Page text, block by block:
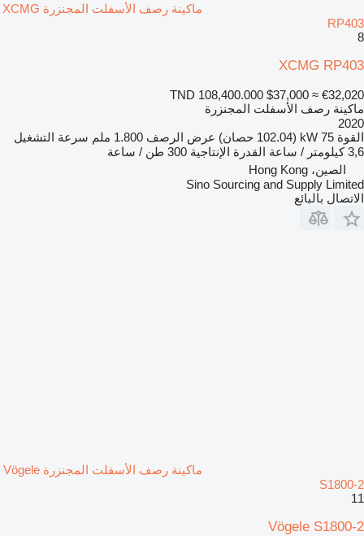
ماكينة رصف الأسفلت المجنزرة XCMG
RP403
8
XCMG RP403
TND 108,400.000 $37,000 ≈ €32,020
ماكينة رصف الأسفلت المجنزرة
2020
القوة 75 kW (102.04 حصان) عرض الرصف 1.800 ملم
سرعة التشغيل
3,6 كيلومتر / ساعة
القدرة الإنتاجية 300 طن / ساعة
الصين، Hong Kong
Sino Sourcing and Supply Limited
الاتصال بالبائع
ماكينة رصف الأسفلت المجنزرة Vögele
S1800-2
11
Vögele S1800-2